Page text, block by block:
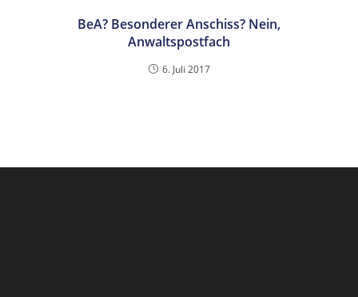
BeA? Besonderer Anschiss? Nein,
Anwaltspostfach
6. Juli 2017